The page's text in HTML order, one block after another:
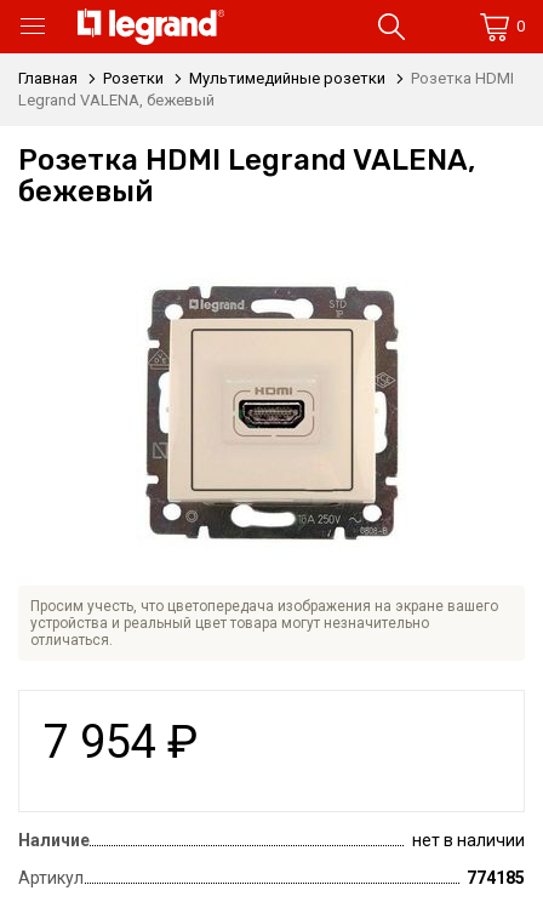
0
Главная Розетки Мультимедийные розетки
Розетка HDMI
Legrand VALENA, бежевый
Розетка HDMI Legrand VALENA,
бежевый
Просим учесть, что цветопередача изображения на экране вашего
устройства и реальный цвет товара могут незначительно
отличаться.
7 954 ₽
Наличие
нет в наличии
Артикул
774185